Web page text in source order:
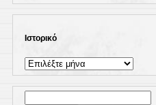
Ιστορικό
Ιστορικό